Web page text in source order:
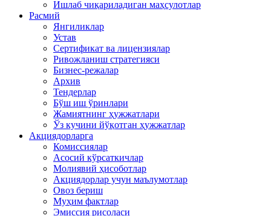
Ишлаб чиқариладиган маҳсулотлар
Расмий
Янгиликлар
Устав
Сертификат ва лицензиялар
Ривожланиш стратегияси
Бизнес-режалар
Архив
Тендерлар
Бўш иш ўринлари
Жамиятнинг ҳужжатлари
Ўз кучини йўқотган ҳужжатлар
Акциядорларга
Комиссиялар
Асосий кўрсаткичлар
Молиявий ҳисоботлар
Акциядорлар учун маълумотлар
Овоз бериш
Муҳим фактлар
Эмиссия рисоласи